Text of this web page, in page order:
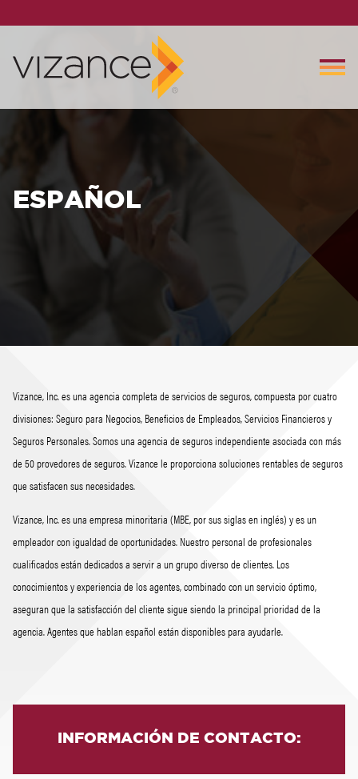
ESPAÑOL
Vizance, Inc. es una agencia completa de servicios de seguros, compuesta por cuatro
divisiones: Seguro para Negocios, Beneficios de Empleados, Servicios Financieros y
Seguros Personales. Somos una agencia de seguros independiente asociada con más
de 50 provedores de seguros. Vizance le proporciona soluciones rentables de seguros
que satisfacen sus necesidades.
Vizance, Inc. es una empresa minoritaria (MBE, por sus siglas en inglés) y es un
empleador con igualdad de oportunidades. Nuestro personal de profesionales
cualificados están dedicados a servir a un grupo diverso de clientes. Los
conocimientos y experiencia de los agentes, combinado con un servicio óptimo,
aseguran que la satisfacción del cliente sigue siendo la principal prioridad de la
agencia. Agentes que hablan español están disponibles para ayudarle.
INFORMACIÓN DE CONTACTO: